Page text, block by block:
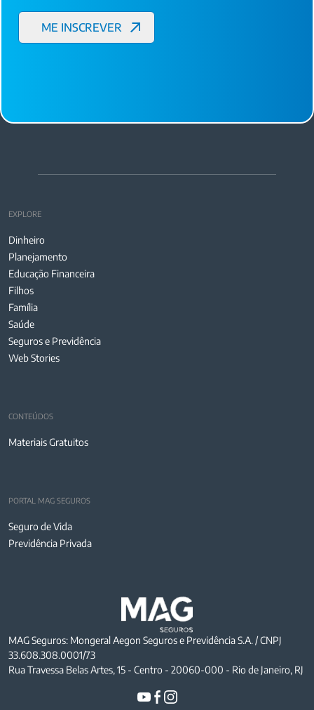
EXPLORE
Dinheiro
Planejamento
Educação Financeira
Filhos
Família
Saúde
Seguros e Previdência
Web Stories
CONTEÚDOS
Materiais Gratuitos
PORTAL MAG SEGUROS
Seguro de Vida
Previdência Privada
MAG Seguros: Mongeral Aegon Seguros e Previdência S.A. / CNPJ
33.608.308.0001/73
Rua Travessa Belas Artes, 15 - Centro - 20060-000 - Rio de Janeiro, RJ